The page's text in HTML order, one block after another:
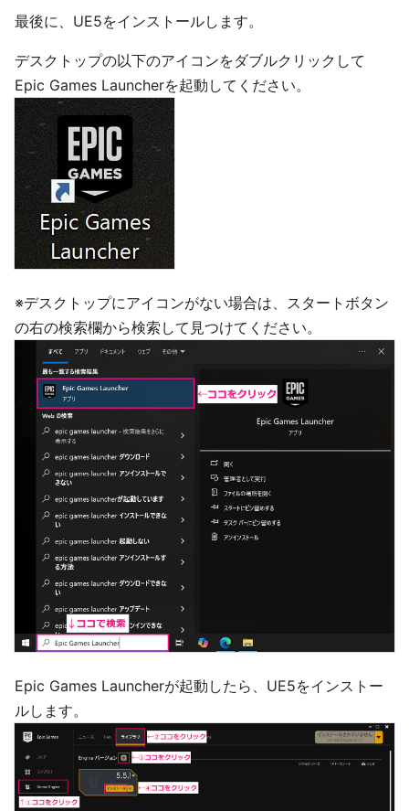
最後に、UE5をインストールします。
デスクトップの以下のアイコンをダブルクリックして
Epic Games Launcherを起動してください。
※デスクトップにアイコンがない場合は、スタートボタン
の右の検索欄から検索して見つけてください。
Epic Games Launcherが起動したら、UE5をインストー
ルします。